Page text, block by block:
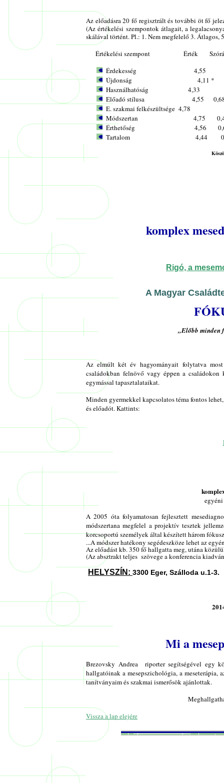
Az előadásra 20 fő regisztrált és további öt fő
(Az értékelési szempontok átlagait, a
skálával történt. Pl.: 1. Nem megfelelő 3. Átlagos,
Értékelési szempont Érték
Érdekesség 4,55
Újdonság
Használhatóság 4,33
Előadó stílusa 4,55 0,68
E. szakmai felkészültsége 4,78
Módszertan 4,75 0,43
Érthetőség 4,56 0,68
Tartalom 4,44 0,68
komplex
Rigó, a
A Magyar
„Előbb minden
Az elmúlt két év hagyományait folytatva
családokban felnövő vagy éppen a
egymással tapasztalataikat.
Minden gyermekkel kapcsolatos téma fontos
és előadót. Kattints:
egyéni
A 2005 óta folyamatosan fejlesztett
módszertana megfelel a projektív tesztek
korcsoportú személyek által készített három
...A módszer hatékony segédeszköze lehet az
Az előadást kb. 350 fő hallgatta meg, utána
(Az absztrakt teljes szövege a konferencia
HELYSZÍN: 3300 Eger, Szálloda u.1-3.
Mi a
Brezovsky Andrea riporter segítségével egy
hallgatóinak a mesepszichológia, a
tanítványaim és szakmai ismerősök ajánlottak.
Vissza a lap elejére